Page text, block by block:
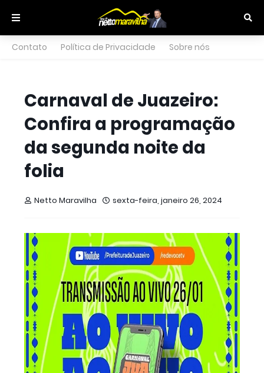
Contato Política de Privacidade Sobre nós
Carnaval de Juazeiro:
Confira a programação
da segunda noite da
folia
Netto Maravilha sexta-feira, janeiro 26, 2024